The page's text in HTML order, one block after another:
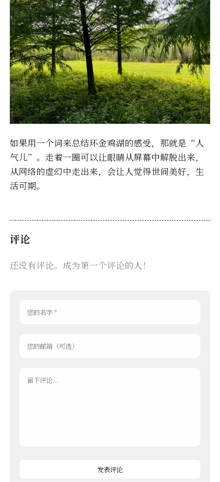
如果用一个词来总结环金鸡湖的感受，那就是“人
气儿”。走着一圈可以让眼睛从屏幕中解脱出来，
从网络的虚幻中走出来，会让人觉得世间美好，生
活可期。
评论
还没有评论。成为第一个评论的人！
发表评论